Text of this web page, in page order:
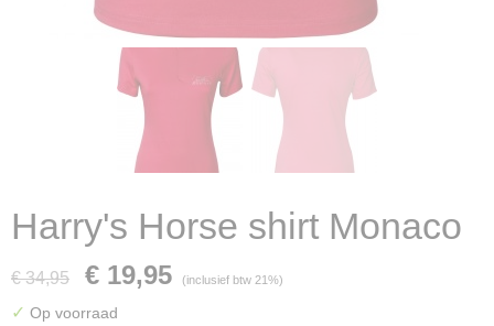
Harry's Horse shirt Monaco
€ 34,95 € 19,95 (inclusief btw 21%)
✓ Op voorraad